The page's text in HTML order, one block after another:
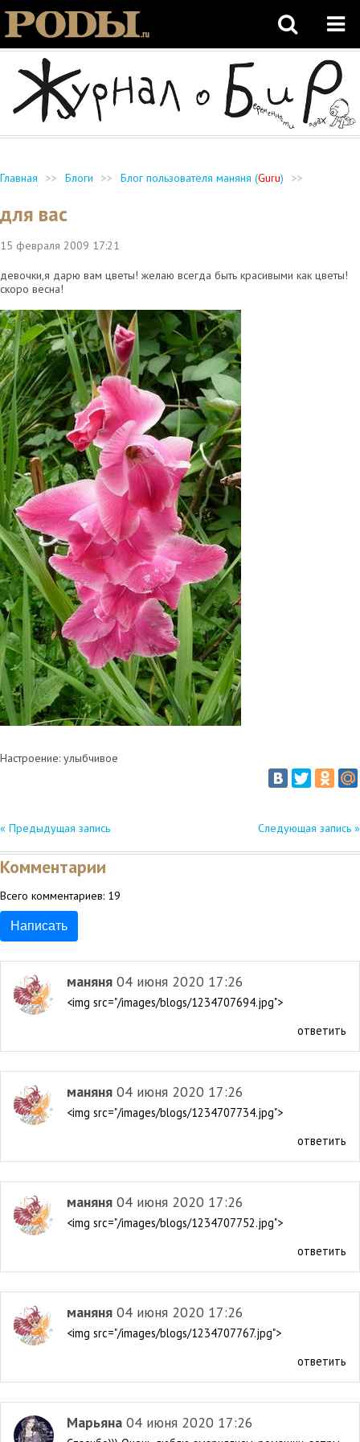
Главная >> Блоги >> Блог пользователя маняня (Guru) >>
для вас
15 февраля 2009 17:21
девочки,я дарю вам цветы! желаю всегда быть красивыми как цветы!
скоро весна!
Настроение: улыбчивое
« Предыдущая запись Следующая запись »
Комментарии
Всего комментариев: 19
Написать
маняня 04 июня 2020 17:26
<img src="/images/blogs/1234707694.jpg">
ответить
маняня 04 июня 2020 17:26
<img src="/images/blogs/1234707734.jpg">
ответить
маняня 04 июня 2020 17:26
<img src="/images/blogs/1234707752.jpg">
ответить
маняня 04 июня 2020 17:26
<img src="/images/blogs/1234707767.jpg">
ответить
Марьяна 04 июня 2020 17:26